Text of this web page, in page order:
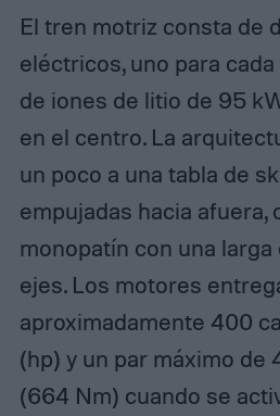
El tren motriz consta de
eléctricos, uno para
de iones de litio de 95
en el centro. La
un poco a una tabla de
empujadas hacia afuera,
monopatín con una
ejes. Los motores
aproximadamente 400
(hp) y un par máximo de
(664 Nm) cuando se